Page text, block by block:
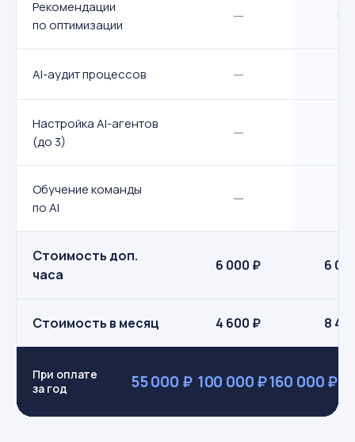
Рекомендации
по оптимизации
—
AI-аудит процессов —
Настройка AI-агентов
(до 3)
—
Обучение команды
по AI
—
Стоимость доп.
часа
6 000 ₽ 6
Стоимость в месяц 4 600 ₽ 8
При оплате
за год
55 000 ₽ 100 000 ₽160 000 ₽